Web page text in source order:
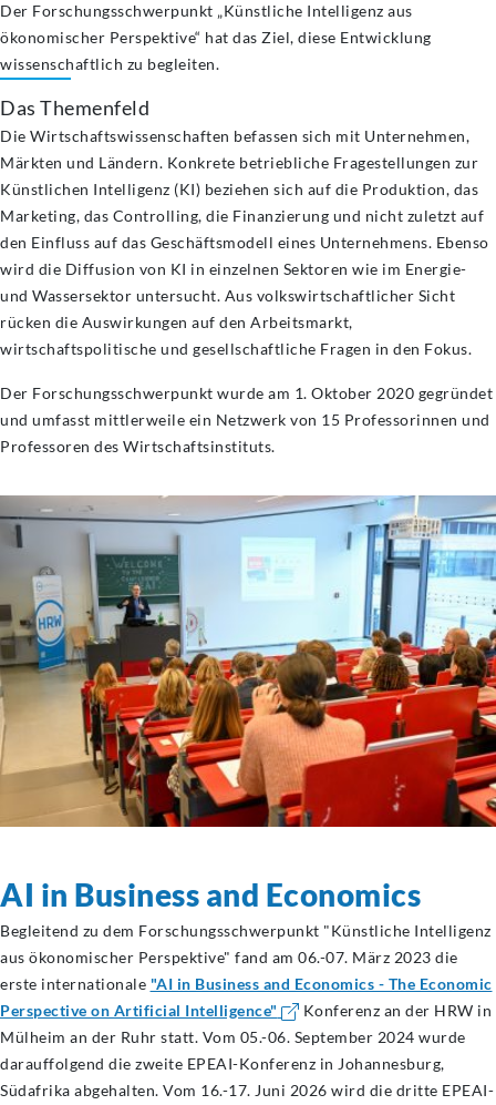
Der Forschungsschwerpunkt „Künstliche Intelligenz aus
ökonomischer Perspektive“ hat das Ziel, diese Entwicklung
wissenschaftlich zu begleiten.
Das Themenfeld
Die Wirtschaftswissenschaften befassen sich mit Unternehmen,
Märkten und Ländern. Konkrete betriebliche Fragestellungen zur
Künstlichen Intelligenz (KI) beziehen sich auf die Produktion, das
Marketing, das Controlling, die Finanzierung und nicht zuletzt auf
den Einfluss auf das Geschäftsmodell eines Unternehmens. Ebenso
wird die Diffusion von KI in einzelnen Sektoren wie im Energie-
und Wassersektor untersucht. Aus volkswirtschaftlicher Sicht
rücken die Auswirkungen auf den Arbeitsmarkt,
wirtschaftspolitische und gesellschaftliche Fragen in den Fokus.
Der Forschungsschwerpunkt wurde am 1. Oktober 2020 gegründet
und umfasst mittlerweile ein Netzwerk von 15 Professorinnen und
Professoren des Wirtschaftsinstituts.
AI in Business and Economics
Begleitend zu dem Forschungsschwerpunkt "Künstliche Intelligenz
aus ökonomischer Perspektive" fand am 06.-07. März 2023 die
erste internationale "AI in Business and Economics - The Economic
Perspective on Artificial Intelligence"
Konferenz an der HRW in
Mülheim an der Ruhr statt. Vom 05.-06. September 2024 wurde
darauffolgend die zweite EPEAI-Konferenz in Johannesburg,
Südafrika abgehalten. Vom 16.-17. Juni 2026 wird die dritte EPEAI-